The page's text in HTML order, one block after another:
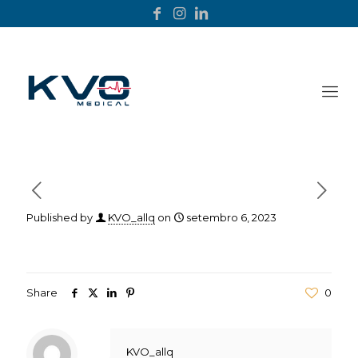
Published by KVO_allq on setembro 6, 2023
Share 0
KVO_allq